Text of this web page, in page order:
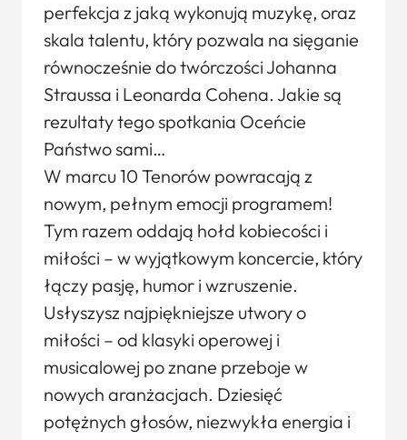
perfekcja z jaką wykonują muzykę, oraz
skala talentu, który pozwala na sięganie
równocześnie do twórczości Johanna
Straussa i Leonarda Cohena. Jakie są
rezultaty tego spotkania Oceńcie
Państwo sami…
W marcu 10 Tenorów powracają z
nowym, pełnym emocji programem!
Tym razem oddają hołd kobiecości i
miłości – w wyjątkowym koncercie, który
łączy pasję, humor i wzruszenie.
Usłyszysz najpiękniejsze utwory o
miłości – od klasyki operowej i
musicalowej po znane przeboje w
nowych aranżacjach. Dziesięć
potężnych głosów, niezwykła energia i